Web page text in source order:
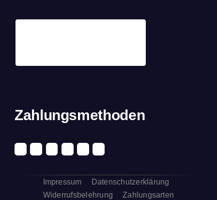
Zahlungsmethoden
Impressum
Datenschutzerklärung
Widerrufsbelehrung
Zahlungsarten